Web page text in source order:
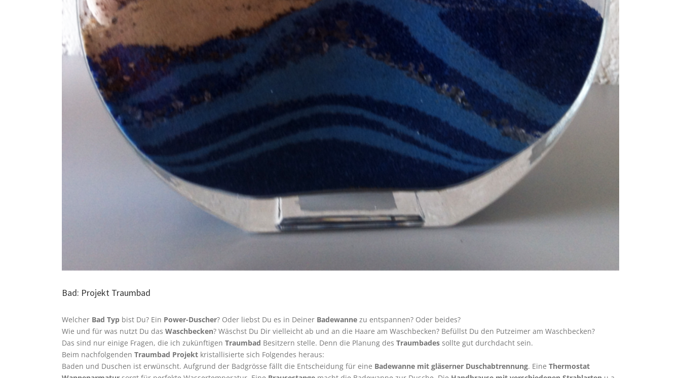
Bad: Projekt Traumbad
Welcher Bad Typ bist Du? Ein Power-Duscher? Oder liebst Du es in Deiner Badewanne zu entspannen? Oder beides?
Wie und für was nutzt Du das Waschbecken? Wäschst Du Dir vielleicht ab und an die Haare am Waschbecken? Befüllst Du den Putzeimer am Waschbecken?
Das sind nur einige Fragen, die ich zukünftigen Traumbad Besitzern stelle. Denn die Planung des Traumbades sollte gut durchdacht sein.
Beim nachfolgenden Traumbad Projekt kristallisierte sich Folgendes heraus:
Baden und Duschen ist erwünscht. Aufgrund der Badgrösse fällt die Entscheidung für eine Badewanne mit gläserner Duschabtrennung. Eine Thermostat